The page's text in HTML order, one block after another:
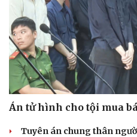
Án tử hình cho tội mua
Tuyên án chung thân